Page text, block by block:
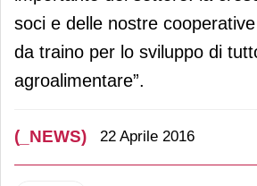
soci e delle nostre
da traino per lo sviluppo di
agroalimentare”.
(_NEWS) 22 Aprile 2016